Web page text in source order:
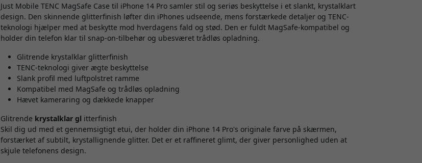
Just Mobile TENC MagSafe Case til iPhone 14 Pro samler stil og seriøs beskyttelse i et slankt, krystalklart
design. Den skinnende glitterfinish løfter din iPhones udseende, mens forstærkede detaljer og TENC-
teknologi hjælper med at beskytte mod hverdagens fald og stød. Den er fuldt MagSafe-kompatibel og
holder din telefon klar til snap-on-tilbehør og ubesværet trådløs opladning.
Glitrende krystalklar glitterfinish
TENC-teknologi giver ægte beskyttelse
Slank profil med luftpolstret ramme
Kompatibel med MagSafe og trådløs opladning
Hævet kameraring og dækkede knapper
Glitrende krystalklar gl itterfinish
Skil dig ud med et gennemsigtigt etui, der holder din iPhone 14 Pro's originale farve på skærmen,
forstærket af subtilt, krystallignende glitter. Det er et raffineret glimt, der giver personlighed uden at
skjule telefonens design.